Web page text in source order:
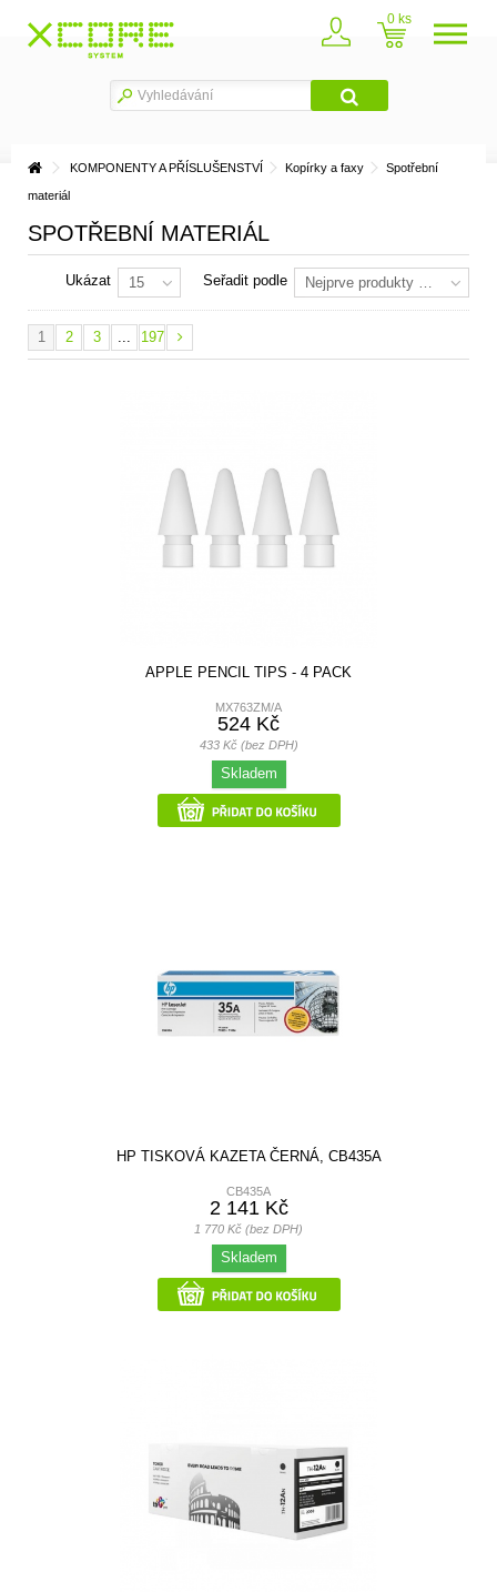
0
KOMPONENTY A PŘÍSLUŠENSTVÍ Kopírky a faxy Spotřební
materiál
SPOTŘEBNÍ MATERIÁL
Seřadit podle Nejprve produkty skladem
Ukázat 15
1 2 3 ... 197
APPLE PENCIL TIPS - 4 PACK
MX763ZM/A
524 Kč
433 Kč (bez DPH)
Skladem
HP TISKOVÁ KAZETA ČERNÁ, CB435A
CB435A
2 141 Kč
1 770 Kč (bez DPH)
Skladem